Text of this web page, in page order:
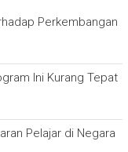
Perkembangan
Ini Kurang Tepat
Pelajar di Negara